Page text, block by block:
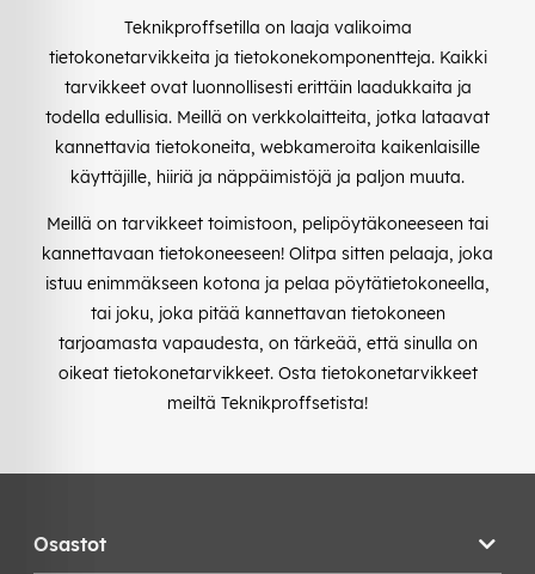
Teknikproffsetilla on laaja valikoima
tietokonetarvikkeita ja tietokonekomponentteja. Kaikki
tarvikkeet ovat luonnollisesti erittäin laadukkaita ja
todella edullisia. Meillä on verkkolaitteita, jotka lataavat
kannettavia tietokoneita, webkameroita kaikenlaisille
käyttäjille, hiiriä ja näppäimistöjä ja paljon muuta.
Meillä on tarvikkeet toimistoon, pelipöytäkoneeseen tai
kannettavaan tietokoneeseen! Olitpa sitten pelaaja, joka
istuu enimmäkseen kotona ja pelaa pöytätietokoneella,
tai joku, joka pitää kannettavan tietokoneen
tarjoamasta vapaudesta, on tärkeää, että sinulla on
oikeat tietokonetarvikkeet. Osta tietokonetarvikkeet
meiltä Teknikproffsetista!
Osastot